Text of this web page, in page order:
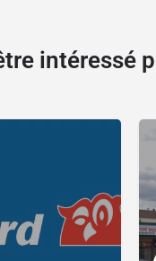
intéressé